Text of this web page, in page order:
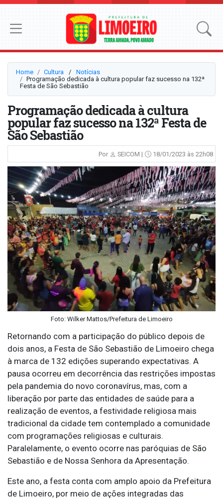
Home Cultura ⠀/⠀ Notícias
Programação dedicada à cultura popular faz sucesso na 132ª
Festa de São Sebastião
Programação dedicada à cultura
popular faz sucesso na 132ª Festa de
São Sebastião
Por SEICOM | 18/01/2023 às 22h08
Foto: Wilker Mattos/Prefeitura de Limoeiro
Retornando com a participação do público depois de
dois anos, a Festa de São Sebastião de Limoeiro chega
à marca de 132 edições superando expectativas. A
pausa ocorreu em decorrência das restrições impostas
pela pandemia do novo coronavírus, mas, com a
liberação por parte das entidades de saúde para a
realização de eventos, a festividade religiosa mais
tradicional da cidade tem contemplado a comunidade
com programações religiosas e culturais.
Paralelamente, o evento ocorre nas paróquias de São
Sebastião e de Nossa Senhora da Apresentação.
Este ano, a festa conta com amplo apoio da Prefeitura
de Limoeiro, por meio de ações integradas das